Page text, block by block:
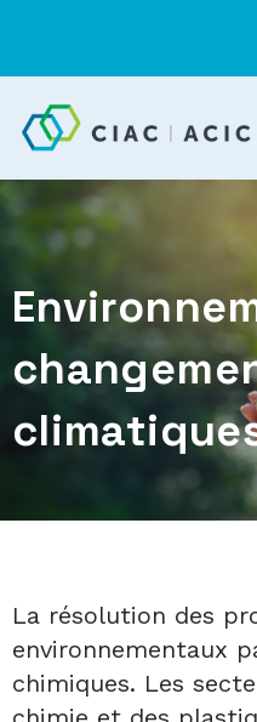
La résolution des
environnementaux
chimiques. Les